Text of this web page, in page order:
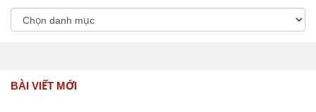
BÀI VIẾT MỚI